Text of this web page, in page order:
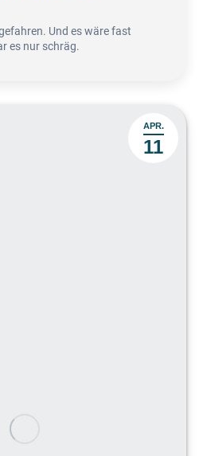
Und es wäre fast
es nur schräg.
APR.
11